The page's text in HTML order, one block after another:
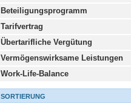
Beteiligungsprogramm
Tarifvertrag
Übertarifliche Vergütung
Vermögenswirksame Leistungen
Work-Life-Balance
SORTIERUNG